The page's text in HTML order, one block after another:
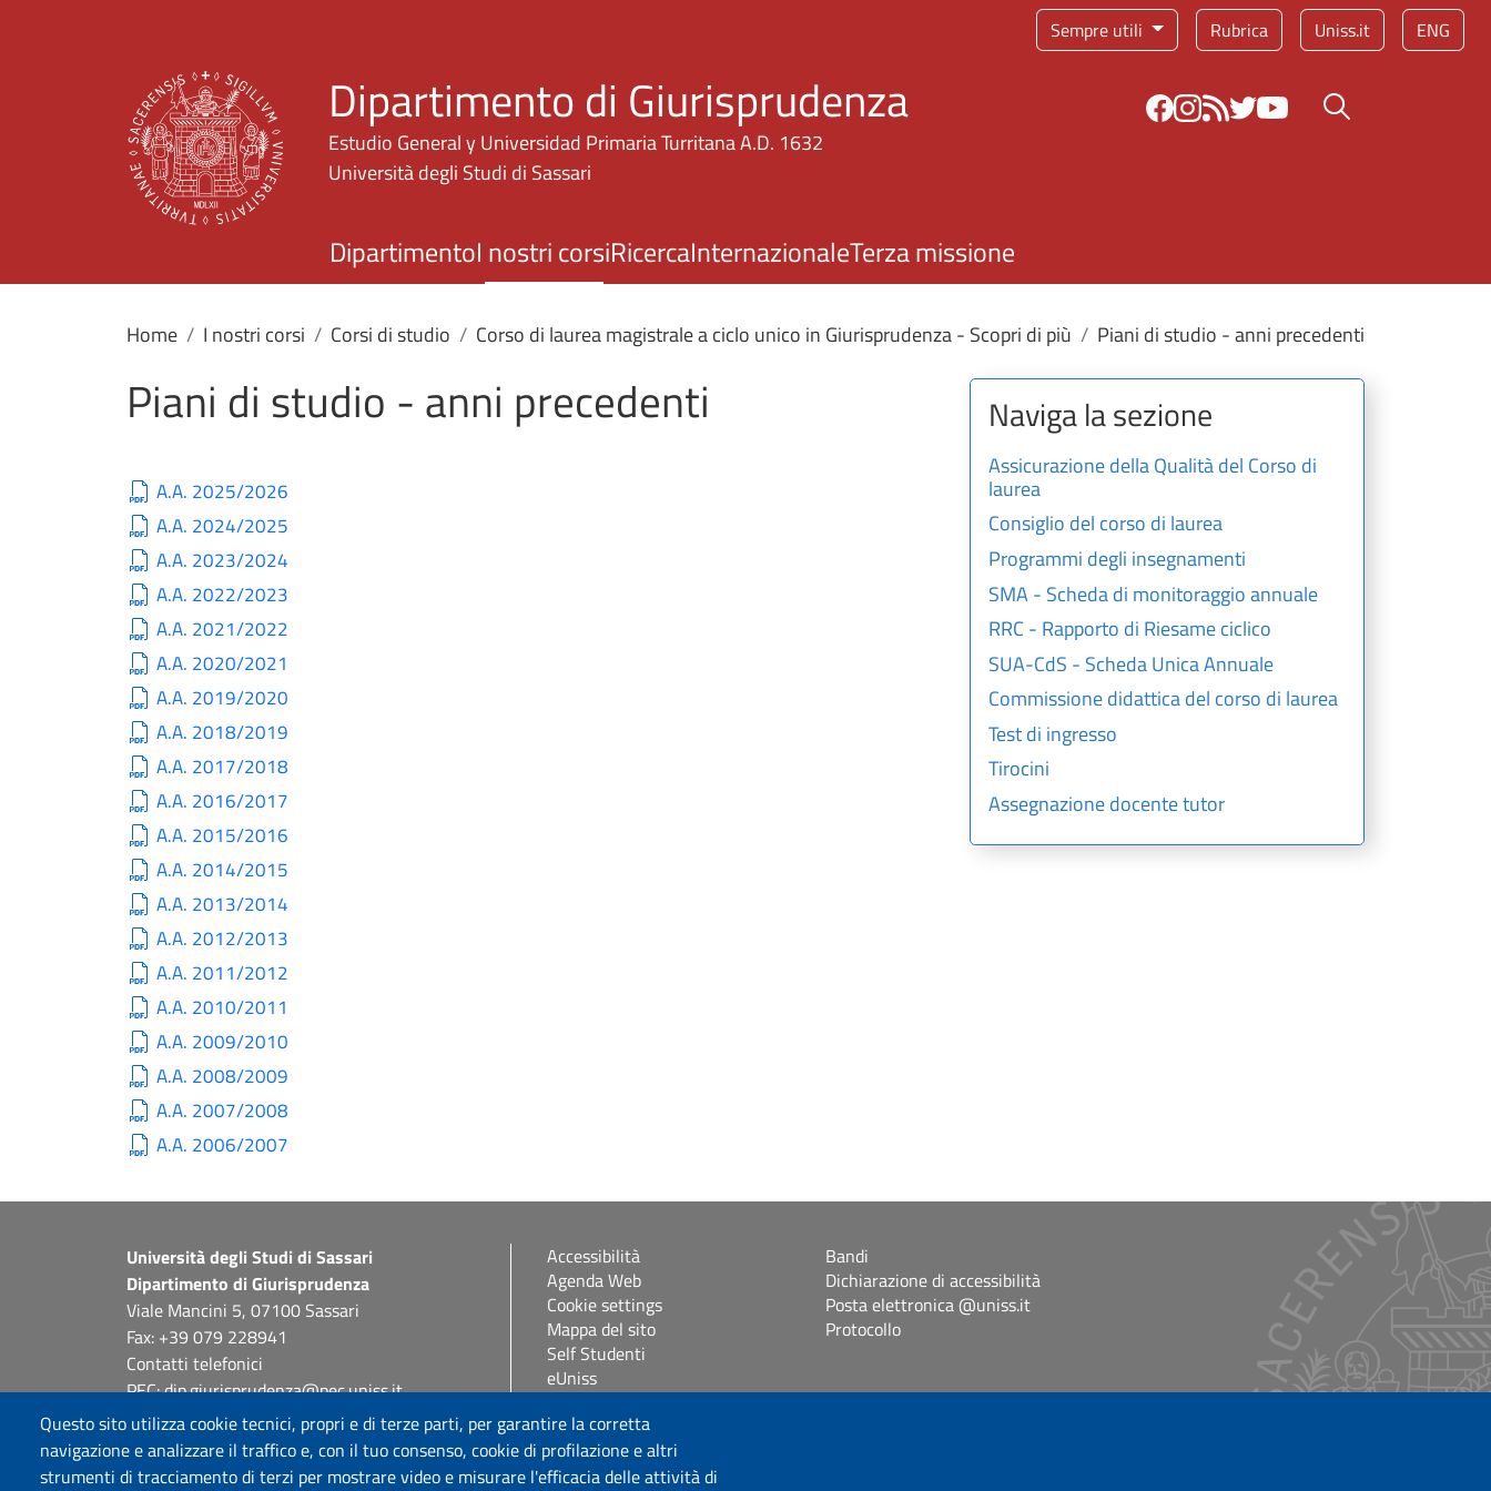
Sempre utili Rubrica Uniss.it ENG
Questo sito utilizza cookie tecnici, propri e di terze parti, per garantire la corretta
navigazione e analizzare il traffico e, con il tuo consenso, cookie di profilazione e altri
strumenti di tracciamento di terzi per mostrare video e misurare l'efficacia delle attività di
Dipartimento di Giurisprudenza
Estudio General y Universidad Primaria Turritana A.D. 1632
Università degli Studi di Sassari
Bottone cerca
DipartimentoI nostri corsiRicercaInternazionaleTerza missione
Home I nostri corsi Corsi di studio Corso di laurea magistrale a ciclo unico in Giurisprudenza - Scopri di più Piani di studio - anni precedenti
Piani di studio - anni precedenti
A.A. 2025/2026
A.A. 2024/2025
A.A. 2023/2024
A.A. 2022/2023
A.A. 2021/2022
A.A. 2020/2021
A.A. 2019/2020
A.A. 2018/2019
A.A. 2017/2018
A.A. 2016/2017
A.A. 2015/2016
A.A. 2014/2015
A.A. 2013/2014
A.A. 2012/2013
A.A. 2011/2012
A.A. 2010/2011
A.A. 2009/2010
A.A. 2008/2009
A.A. 2007/2008
A.A. 2006/2007
Naviga la sezione
Assicurazione della Qualità del Corso di
laurea
Consiglio del corso di laurea
Programmi degli insegnamenti
SMA - Scheda di monitoraggio annuale
RRC - Rapporto di Riesame ciclico
SUA-CdS - Scheda Unica Annuale
Commissione didattica del corso di laurea
Test di ingresso
Tirocini
Assegnazione docente tutor
Università degli Studi di Sassari
Dipartimento di Giurisprudenza
Viale Mancini 5, 07100 Sassari
Fax: +39 079 228941
Contatti telefonici
PEC: dip.giurisprudenza@pec.uniss.it
www.uniss.it
Accessibilità
Agenda Web
Cookie settings
Mappa del sito
Self Studenti
eUniss
Bandi
Dichiarazione di accessibilità
Posta elettronica @uniss.it
Protocollo
Seguici su